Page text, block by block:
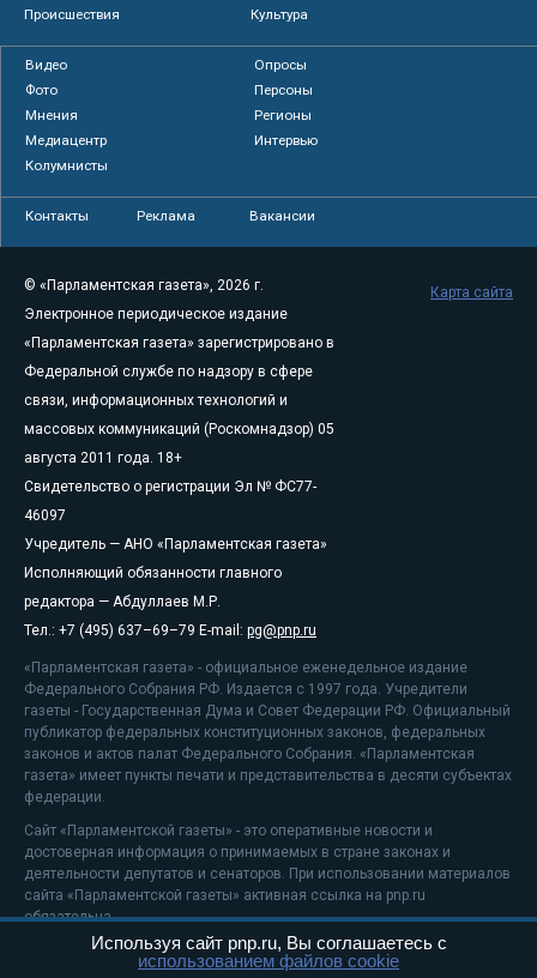
Происшествия
Культура
Видео
Опросы
Фото
Персоны
Мнения
Регионы
Медиацентр
Интервью
Колумнисты
Контакты Реклама Вакансии
© «Парламентская газета», 2026 г.
Электронное периодическое издание
«Парламентская газета» зарегистрировано в
Федеральной службе по надзору в сфере
связи, информационных технологий и
массовых коммуникаций (Роскомнадзор) 05
августа 2011 года. 18+
Свидетельство о регистрации Эл № ФС77-
46097
Учредитель — АНО «Парламентская газета»
Исполняющий обязанности главного
редактора — Абдуллаев М.Р.
Тел.: +7 (495) 637–69–79 E-mail: pg@pnp.ru
«Парламентская газета» - официальное еженедельное издание
Федерального Собрания РФ. Издается с 1997 года. Учредители
газеты - Государственная Дума и Совет Федерации РФ. Официальный
публикатор федеральных конституционных законов, федеральных
законов и актов палат Федерального Собрания. «Парламентская
газета» имеет пункты печати и представительства в десяти субъектах
федерации.
Сайт «Парламентской газеты» - это оперативные новости и
достоверная информация о принимаемых в стране законах и
деятельности депутатов и сенаторов. При использовании материалов
сайта «Парламентской газеты» активная ссылка на pnp.ru
обязательна.
На информационном ресурсе применяютсярекомендательные
Карта сайта
Используя сайт pnp.ru, Вы соглашаетесь с
использованием файлов cookie